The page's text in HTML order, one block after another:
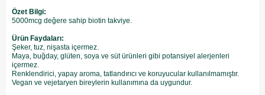
Özet Bilgi:
5000mcg değere sahip biotin takviye.
Ürün Faydaları:
Şeker, tuz, nişasta içermez.
Maya, buğday, glüten, soya ve süt ürünleri gibi potansiyel alerjenleri
içermez.
Renklendirici, yapay aroma, tatlandırıcı ve koruyucular kullanılmamıştır.
Vegan ve vejetaryen bireylerin kullanımına da uygundur.